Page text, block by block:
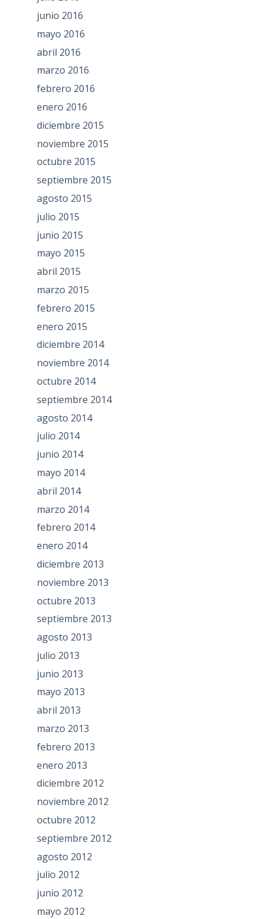
junio 2016
mayo 2016
abril 2016
marzo 2016
febrero 2016
enero 2016
diciembre 2015
noviembre 2015
octubre 2015
septiembre 2015
agosto 2015
julio 2015
junio 2015
mayo 2015
abril 2015
marzo 2015
febrero 2015
enero 2015
diciembre 2014
noviembre 2014
octubre 2014
septiembre 2014
agosto 2014
julio 2014
junio 2014
mayo 2014
abril 2014
marzo 2014
febrero 2014
enero 2014
diciembre 2013
noviembre 2013
octubre 2013
septiembre 2013
agosto 2013
julio 2013
junio 2013
mayo 2013
abril 2013
marzo 2013
febrero 2013
enero 2013
diciembre 2012
noviembre 2012
octubre 2012
septiembre 2012
agosto 2012
julio 2012
junio 2012
mayo 2012